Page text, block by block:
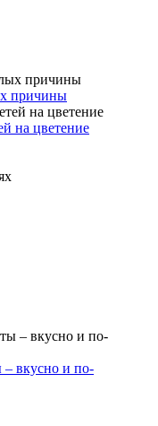
причины
на цветение
вкусно и по-